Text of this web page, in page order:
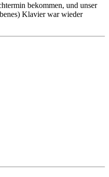
bekommen, und unser
Klavier war wieder